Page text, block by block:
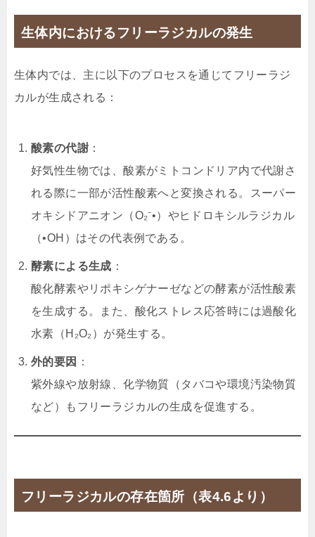
生体内におけるフリーラジカルの発生
生体内では、主に以下のプロセスを通じてフリーラジ
カルが生成される：
酸素の代謝 ：
好気性生物では、酸素がミトコンドリア内で代謝さ
れる際に一部が活性酸素へと変換される。スーパー
オキシドアニオン（O₂⁻•）やヒドロキシルラジカル
（•OH）はその代表例である。
酵素による生成 ：
酸化酵素やリポキシゲナーゼなどの酵素が活性酸素
を生成する。また、酸化ストレス応答時には過酸化
水素（H₂O₂）が発生する。
外的要因
：
紫外線や放射線、化学物質（タバコや環境汚染物質
など）もフリーラジカルの生成を促進する。
フリーラジカルの存在箇所（表4.6より）